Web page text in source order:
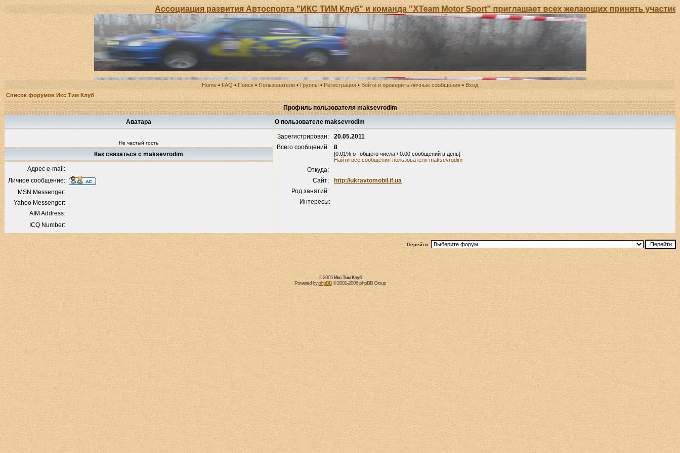
Ассоциация развития Автоспорта "ИКС ТИМ Клуб" и команда "XTeam Motor Sport" приглашает всех желающих принять участие
Home • FAQ • Поиск • Пользователи • Группы • Регистрация • Войти и проверить личные сообщения • Вход
Список форумов Икс Тим Клуб
Профиль пользователя maksevrodim
Аватара
О пользователе maksevrodim
Не частый гость
Зарегистрирован:
20.05.2011
Всего сообщений:
8
[0.01% от общего числа / 0.00 сообщений в день]
Найти все сообщения пользователя maksevrodim
Откуда:
Сайт:
http://ukravtomobil.if.ua
Род занятий:
Интересы:
Как связаться с maksevrodim
Адрес e-mail:
Личное сообщение:
MSN Messenger:
Yahoo Messenger:
AIM Address:
ICQ Number:
Перейти:
© 2005Икс Тим Клуб
Powered byphpBB© 2001-2006 phpBB Group